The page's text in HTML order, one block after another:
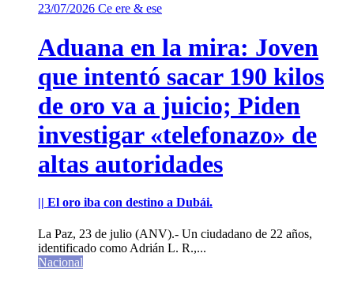
23/07/2026 Ce ere & ese
Aduana en la mira: Joven
que intentó sacar 190 kilos
de oro va a juicio; Piden
investigar «telefonazo» de
altas autoridades
|| El oro iba con destino a Dubái.
La Paz, 23 de julio (ANV).- Un ciudadano de 22 años,
identificado como Adrián L. R.,...
Nacional